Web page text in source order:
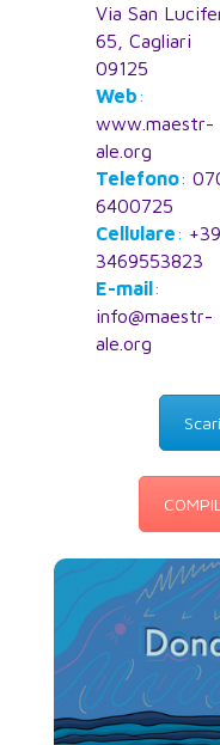
Via San
65, Cagliari
09125
Web:
www.maestr-
ale.org
Telefono:
6400725
Cellulare: +39
3469553823
E-mail:
info@maestr-
ale.org